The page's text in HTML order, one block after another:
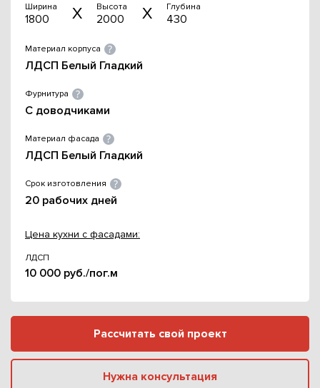
Ширина
1800
Высота
2000
Глубина
430
Материал корпуса
ЛДСП Белый Гладкий
Фурнитура
С доводчиками
Материал фасада
ЛДСП Белый Гладкий
Срок изготовления
20 рабочих дней
Цена кухни с фасадами:
ЛДСП
10 000 руб./пог.м
Рассчитать свой проект
Нужна консультация